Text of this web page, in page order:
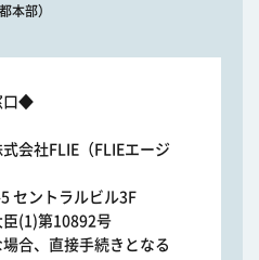
本部）
口◆
会社FLIE（FLIEエージ
セントラルビル3F
(1)第10892号
合、直接手続きとなる